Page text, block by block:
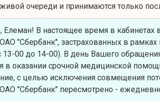
очереди и принимаются только
В настоящее время в
"Сбербанк", застрахованных в
00 до 14-00). В день Вашего
оказании срочной медицинской
с целью исключения совмещения
"Сбербанк" пересмотрено -